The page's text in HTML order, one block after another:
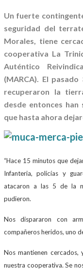
Un fuerte
seguridad del
Morales, tiene
cooperativa La
Auténtico
(MARCA). El
recuperaron la
desde entonces
que hasta ahora
“Hace 15 minutos que
Infanteria, policías y
atacaron a las 5 de la
pudieron.
Nos dispararon con
compañeros heridos, uno
Nos mantienen cercados,
nuestra cooperativa. Se